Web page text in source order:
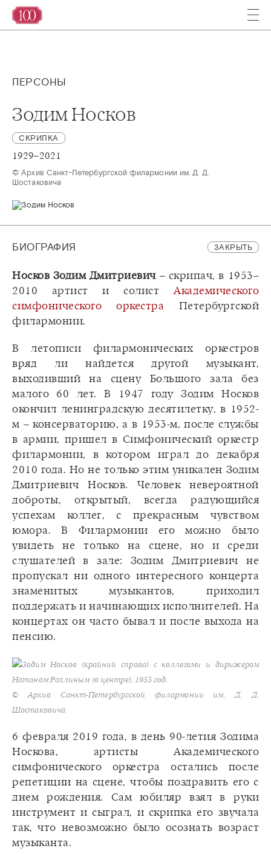
ПЕРСОНЫ
Зодим Носков
СКРИПКА
1929–2021
© Архив Санкт-Петербургской филармонии им. Д. Д.
Шостаковича
БИОГРАФИЯ ЗАКРЫТЬ
Носков Зодим Дмитриевич– скрипач, в 1953–
2010 артист и солист Академического
симфонического оркестра Петербургской
филармонии.
В летописи филармонических оркестров
вряд ли найдется другой музыкант,
выходивший на сцену Большого зала без
малого 60 лет. В 1947 году Зодим Носков
окончил ленинградскую десятилетку, в 1952-
м – консерваторию, а в 1953-м, после службы
в армии, пришел в Симфонический оркестр
филармонии, в котором играл до декабря
2010 года. Но не только этим уникален Зодим
Дмитриевич Носков. Человек невероятной
доброты, открытый, всегда радующийся
успехам коллег, с прекрасным чувством
юмора. В Филармонии его можно было
увидеть не только на сцене, но и среди
слушателей в зале: Зодим Дмитриевич не
пропускал ни одного интересного концерта
знаменитых музыкантов, приходил
поддержать и начинающих исполнителей. На
концертах он часто бывал и после выхода на
пенсию.
Зодим Носков (крайний справа) с коллегами и дирижером
Натаном Рахлиным (в центре), 1953 год.
© Архив Санкт-Петербургской филармонии им. Д. Д.
Шостаковича
6 февраля 2019 года, в день 90-летия Зодима
Носкова, артисты Академического
симфонического оркестра остались после
репетиции на сцене, чтобы поздравить его с
днем рождения. Сам юбиляр взял в руки
инструмент и сыграл, и скрипка его звучала
так, что невозможно было осознать возраст
музыканта.